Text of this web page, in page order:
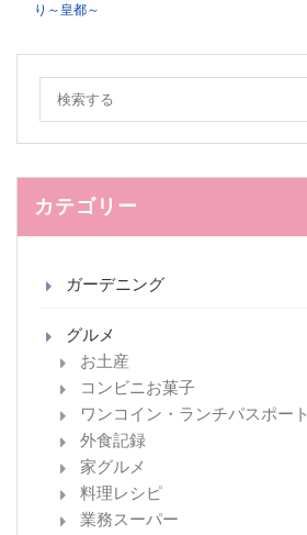
り～皇都～
カテゴリー
ガーデニング
グルメ
お土産
コンビニお菓子
ワンコイン・ランチパスポート
外食記録
家グルメ
料理レシピ
業務スーパー